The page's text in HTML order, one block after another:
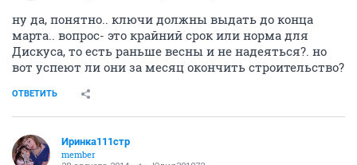
ну да, понятно.. ключи должны выдать до конца
марта.. вопрос- это крайний срок или норма для
Дискуса, то есть раньше весны и не надеяться?. но
вот успеют ли они за месяц окончить строительство?
ОТВЕТИТЬ
Иринка111стр
member